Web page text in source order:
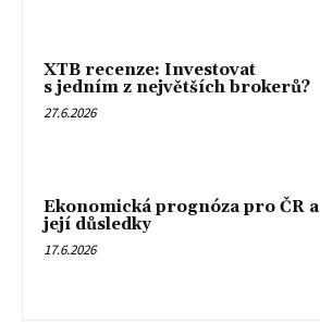
XTB recenze: Investovat
s jedním z největších brokerů?
27.6.2026
Ekonomická prognóza pro ČR a
její důsledky
17.6.2026